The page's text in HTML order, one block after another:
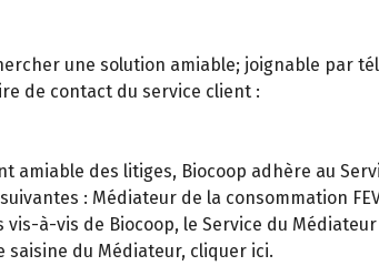
une solution amiable; joignable par
de contact du service client :
des litiges, Biocoop adhère au
: Médiateur de la consommation
à-vis de Biocoop, le Service du
du Médiateur, cliquer ici.